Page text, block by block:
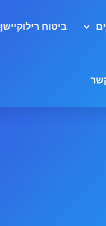
ביטוח רילוקיישן